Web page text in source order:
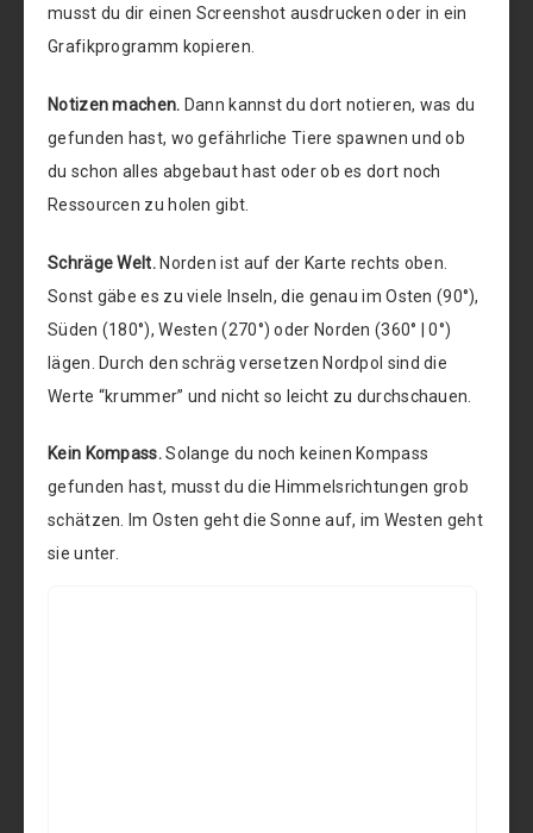
musst du dir einen Screenshot ausdrucken oder in ein
Grafikprogramm kopieren.
Notizen machen. Dann kannst du dort notieren, was du
gefunden hast, wo gefährliche Tiere spawnen und ob
du schon alles abgebaut hast oder ob es dort noch
Ressourcen zu holen gibt.
Schräge Welt.Norden ist auf der Karte rechts oben.
Sonst gäbe es zu viele Inseln, die genau im Osten (90°),
Süden (180°), Westen (270°) oder Norden (360° | 0°)
lägen. Durch den schräg versetzen Nordpol sind die
Werte “krummer” und nicht so leicht zu durchschauen.
Kein Kompass.Solange du noch keinen Kompass
gefunden hast, musst du die Himmelsrichtungen grob
schätzen. Im Osten geht die Sonne auf, im Westen geht
sie unter.